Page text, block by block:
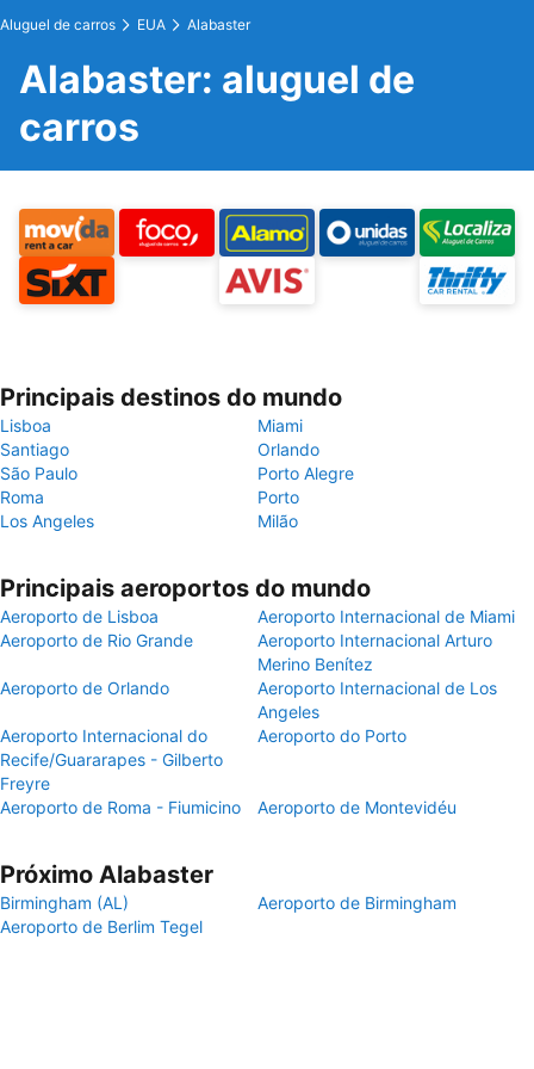
Aluguel de carros EUA Alabaster
Alabaster: aluguel de
carros
Principais destinos do mundo
Lisboa
Miami
Santiago
Orlando
São Paulo
Porto Alegre
Roma
Porto
Los Angeles
Milão
Principais aeroportos do mundo
Aeroporto de Lisboa
Aeroporto Internacional de Miami
Aeroporto de Rio Grande
Aeroporto Internacional Arturo
Merino Benítez
Aeroporto de Orlando
Aeroporto Internacional de Los
Angeles
Aeroporto Internacional do
Recife/Guararapes - Gilberto
Freyre
Aeroporto do Porto
Aeroporto de Roma - Fiumicino Aeroporto de Montevidéu
Próximo Alabaster
Birmingham (AL)
Aeroporto de Birmingham
Aeroporto de Berlim Tegel